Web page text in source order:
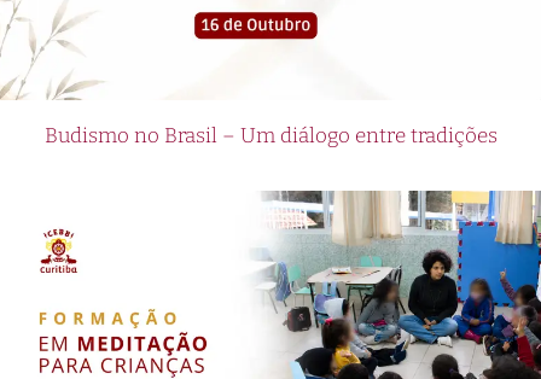
Budismo no Brasil – Um diálogo entre tradições